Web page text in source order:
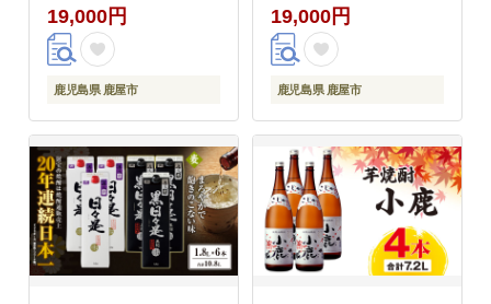
19,000円
鹿児島県 鹿屋市
19,000円
鹿児島県 鹿屋市